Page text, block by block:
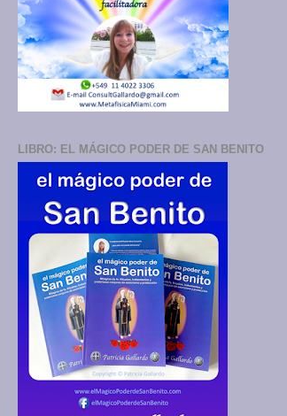
LIBRO: EL MÁGICO PODER DE SAN BENITO